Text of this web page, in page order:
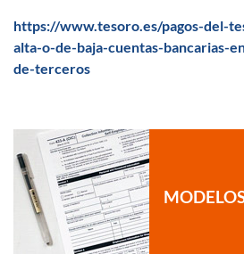
https://www.tesoro.es/pagos-del-
alta-o-de-baja-cuentas-bancarias-
de-terceros